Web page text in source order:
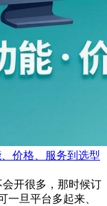
价格、服务到选型
开很多，那时候订
一旦平台多起来、